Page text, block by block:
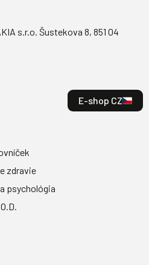
s.r.o. Šustekova 8, 851 04
E-shop CZ
zdravie
psychológia